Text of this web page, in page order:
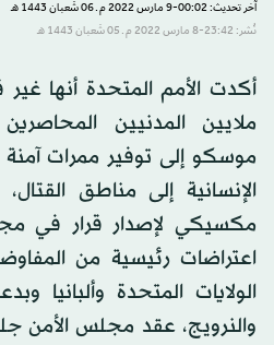
آخر تحديث: 00:02-9 مارس 2022 م ـ 06 شَعبان 1443 هـ
نُشر: 23:42-8 مارس 2022 م ـ 05 شَعبان 1443 هـ
أكدت الأمم المتحدة أنها
ملايين المدنيين
موسكو إلى توفير ممرات آمنة
الإنسانية إلى مناطق
مكسيكي لإصدار قرار في
اعتراضات رئيسية من
الولايات المتحدة وألبانيا
والنرويج، عقد مجلس الأمن